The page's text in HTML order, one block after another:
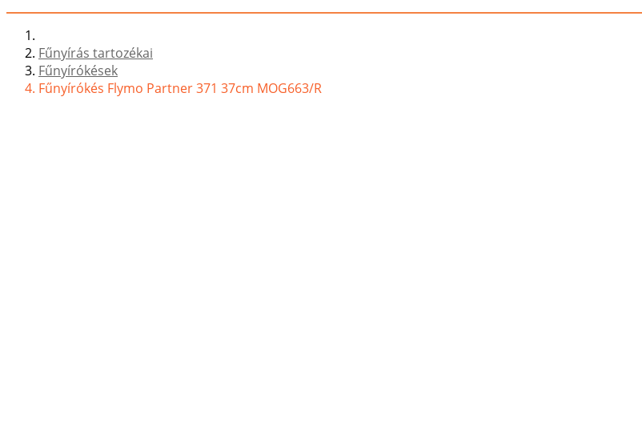
Fűnyírás tartozékai
Fűnyírókések
Fűnyírókés Flymo Partner 371 37cm MOG663/R